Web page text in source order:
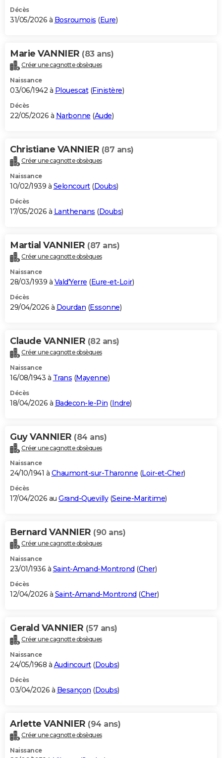
Décès
31/05/2026 à Bosroumois (Eure)
Marie VANNIER (83 ans)
Créer une cagnotte obsèques
Naissance
03/06/1942 à Plouescat(Finistère)
Décès
22/05/2026 à Narbonne (Aude)
Christiane VANNIER (87 ans)
Créer une cagnotte obsèques
Naissance
10/02/1939 à Seloncourt(Doubs)
Décès
17/05/2026 à Lanthenans (Doubs)
Martial VANNIER (87 ans)
Créer une cagnotte obsèques
Naissance
28/03/1939 à Vald'Yerre (Eure-et-Loir)
Décès
29/04/2026 à Dourdan (Essonne)
Claude VANNIER (82 ans)
Créer une cagnotte obsèques
Naissance
16/08/1943 à Trans (Mayenne)
Décès
18/04/2026 à Badecon-le-Pin (Indre)
Guy VANNIER (84 ans)
Créer une cagnotte obsèques
Naissance
24/10/1941 à Chaumont-sur-Tharonne (Loir-et-Cher)
Décès
17/04/2026 au Grand-Quevilly(Seine-Maritime)
Bernard VANNIER (90 ans)
Créer une cagnotte obsèques
Naissance
23/01/1936 à Saint-Amand-Montrond (Cher)
Décès
12/04/2026 à Saint-Amand-Montrond (Cher)
Gerald VANNIER (57 ans)
Créer une cagnotte obsèques
Naissance
24/05/1968 à Audincourt(Doubs)
Décès
03/04/2026 à Besançon (Doubs)
Arlette VANNIER (94 ans)
Créer une cagnotte obsèques
Naissance